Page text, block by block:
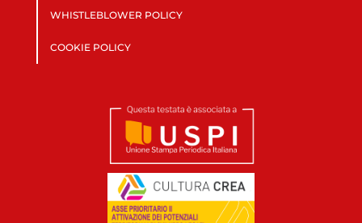
WHISTLEBLOWER POLICY
COOKIE POLICY